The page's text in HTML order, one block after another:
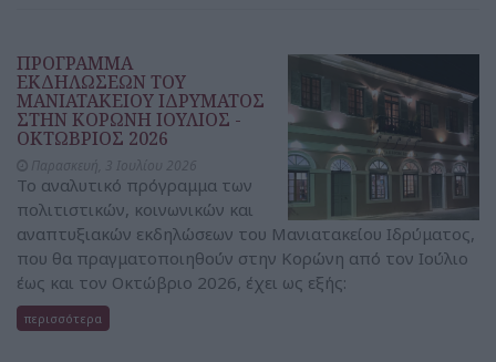
ΠΡΟΓΡΑΜΜΑ
ΕΚΔΗΛΩΣΕΩΝ ΤΟΥ
ΜΑΝΙΑΤΑΚΕΙΟΥ ΙΔΡΥΜΑΤΟΣ
ΣΤΗΝ ΚΟΡΩΝΗ ΙΟΥΛΙΟΣ -
ΟΚΤΩΒΡΙΟΣ 2026
Το αναλυτικό πρόγραμμα των
πολιτιστικών, κοινωνικών και
αναπτυξιακών εκδηλώσεων του Μανιατακείου Ιδρύματος,
που θα πραγματοποιηθούν στην Κορώνη από τον Ιούλιο
έως και τον Οκτώβριο 2026, έχει ως εξής:
περισσότερα